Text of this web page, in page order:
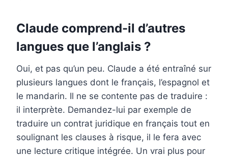
Claude comprend-il d’autres
langues que l’anglais ?
Oui, et pas qu’un peu. Claude a été entraîné sur
plusieurs langues dont le français, l’espagnol et
le mandarin. Il ne se contente pas de traduire :
il interprète. Demandez-lui par exemple de
traduire un contrat juridique en français tout en
soulignant les clauses à risque, il le fera avec
une lecture critique intégrée. Un vrai plus pour